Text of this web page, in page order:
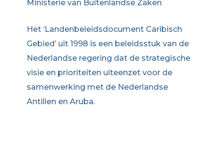
Ministerie van Buitenlandse Zaken
Het ‘Landenbeleidsdocument Caribisch
Gebied’ uit 1998 is een beleidsstuk van de
Nederlandse regering dat de strategische
visie en prioriteiten uiteenzet voor de
samenwerking met de Nederlandse
Antillen en Aruba.